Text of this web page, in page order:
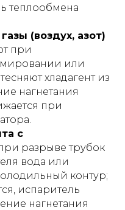
теплообмена
(воздух, азот)
при
или
хладагент из
нагнетания
при
с
разрыве трубок
вода или
контур;
испаритель
нагнетания